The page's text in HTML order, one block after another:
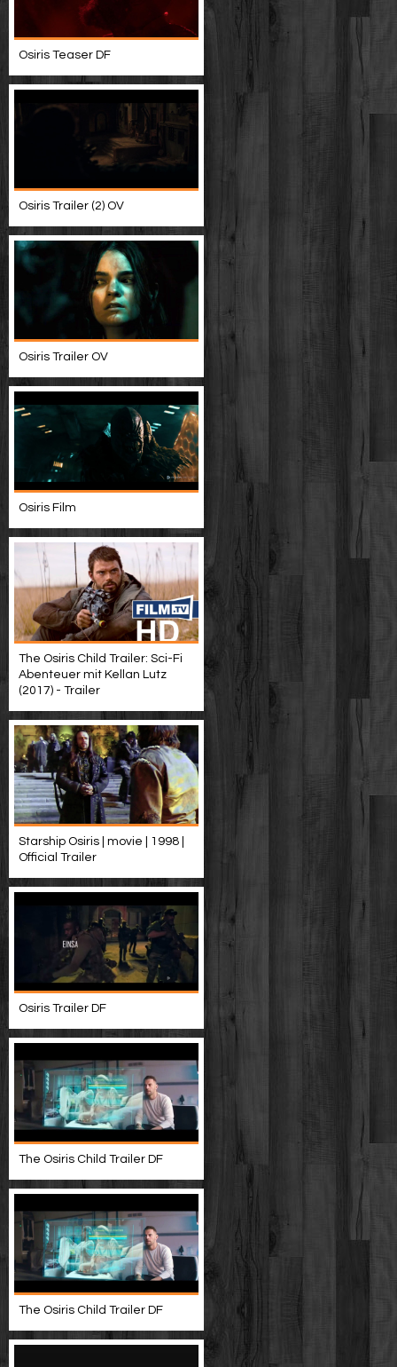
Osiris Teaser DF
Osiris Trailer (2) OV
Osiris Trailer OV
Osiris Film
The Osiris Child Trailer: Sci-Fi
Abenteuer mit Kellan Lutz
(2017) - Trailer
Starship Osiris | movie | 1998 |
Official Trailer
Osiris Trailer DF
The Osiris Child Trailer DF
The Osiris Child Trailer DF